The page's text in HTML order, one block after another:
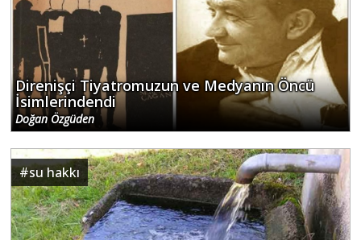
Direnişçi Tiyatromuzun ve Medyanın Öncü
İsimlerindendi
Doğan Özgüden
#su hakkı